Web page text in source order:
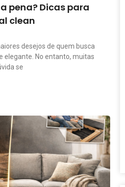
pena? Dicas para
clean
desejos de quem busca
elegante. No entanto, muitas
se